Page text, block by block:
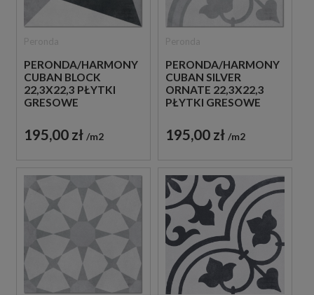
PERONDA/HARMONY
CUBAN BLOCK
22,3X22,3 PŁYTKI
GRESOWE
195,00 zł m2
PERONDA/HARMONY
CUBAN SILVER
ORNATE 22,3X22,3
PŁYTKI GRESOWE
195,00 zł m2